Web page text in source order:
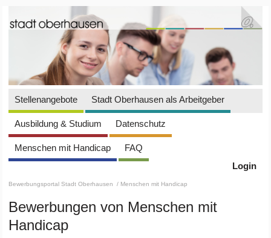
Stellenangebote Stadt Oberhausen als Arbeitgeber
Ausbildung & Studium Datenschutz
Menschen mit Handicap
FAQ
Login
Bewerbungsportal Stadt Oberhausen / Menschen mit Handicap
Bewerbungen von Menschen mit
Handicap